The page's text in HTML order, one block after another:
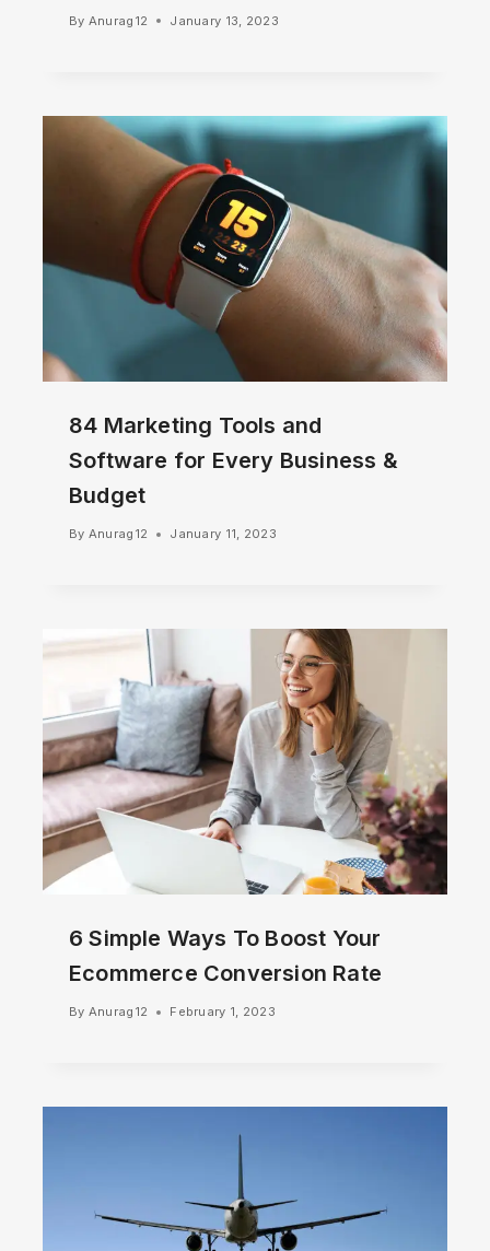
By Anurag12 January 13, 2023
84 Marketing Tools and
Software for Every Business &
Budget
By Anurag12 January 11, 2023
6 Simple Ways To Boost Your
Ecommerce Conversion Rate
By Anurag12 February 1, 2023